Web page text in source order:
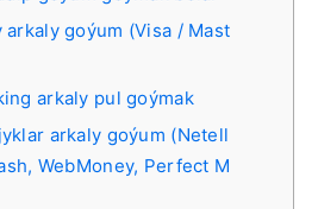
arkaly goýum (Visa / Mast
arkaly pul goýmak
arkaly goýum (Netell
WebMoney, Perfect M